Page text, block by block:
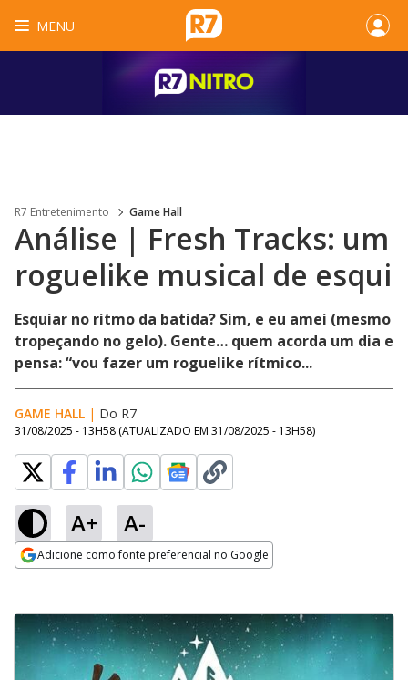
MENU
R7 Entretenimento Game Hall
Análise | Fresh Tracks: um
roguelike musical de esqui
Esquiar no ritmo da batida? Sim, e eu amei (mesmo
tropeçando no gelo). Gente… quem acorda um dia e
pensa: “vou fazer um roguelike rítmico...
GAME HALL | Do R7
31/08/2025 - 13H58 (ATUALIZADO EM 31/08/2025 - 13H58)
A+ A-
Adicione como fonte preferencial no Google